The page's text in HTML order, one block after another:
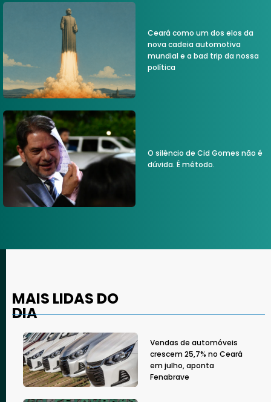
Ceará como um dos elos da
nova cadeia automotiva
mundial e a bad trip da nossa
política
O silêncio de Cid Gomes não é
dúvida. É método.
MAIS LIDAS DO
DIA
Vendas de automóveis
crescem 25,7% no Ceará
em julho, aponta
Fenabrave